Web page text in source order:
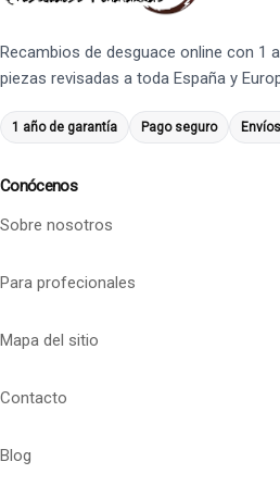
Recambios de desguace online con 1
piezas revisadas a toda España y
1 año de garantía Pago seguro
Conócenos
Sobre nosotros
Para profecionales
Mapa del sitio
Contacto
Blog